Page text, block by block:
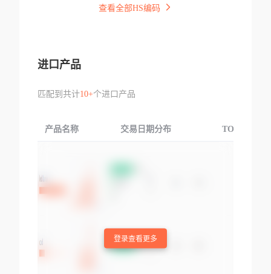
查看全部HS编码
进口产品
匹配到共计10+个进口产品
产品名称 交易日期分布 TOP3交易国
登录查看更多